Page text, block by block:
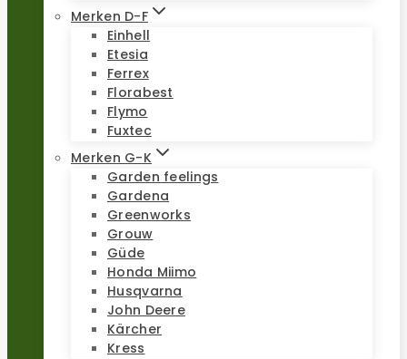
Merken D-F
Einhell
Etesia
Ferrex
Florabest
Flymo
Fuxtec
Merken G-K
Garden feelings
Gardena
Greenworks
Grouw
Güde
Honda Miimo
Husqvarna
John Deere
Kärcher
Kress